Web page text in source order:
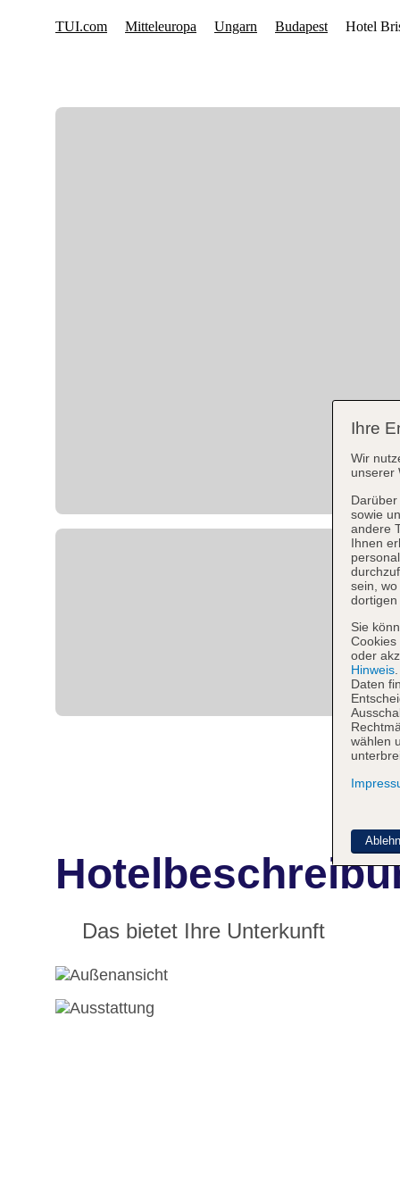
Das bietet Ihre Unterkunft
Ihre
Wir
unserer
sowie
andere
Ihnen
sein,
dortigen
Sie
Cookies
oder
Hinweis
Daten
wählen